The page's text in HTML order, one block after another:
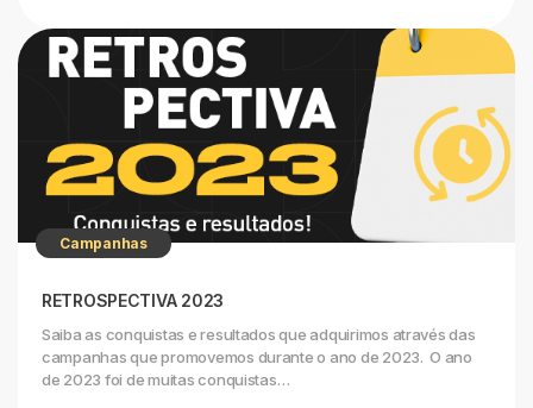
Campanhas
RETROSPECTIVA 2023
Saiba as conquistas e resultados que adquirimos através das
campanhas que promovemos durante o ano de 2023. O ano
de 2023 foi de muitas conquistas…